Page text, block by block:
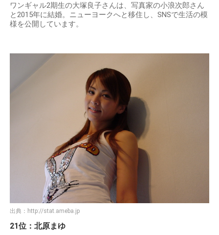
ワンギャル2期生の大塚良子さんは、写真家の小浪次郎さん
と2015年に結婚。ニューヨークへと移住し、SNSで生活の模
様を公開しています。
出典： http://stat.ameba.jp
21位：北原まゆ